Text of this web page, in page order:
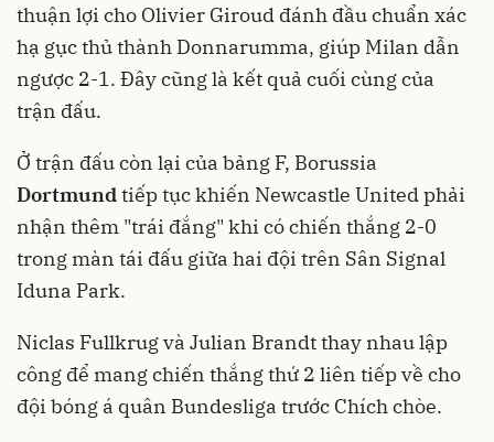
thuận lợi cho Olivier Giroud đánh đầu chuẩn xác
hạ gục thủ thành Donnarumma, giúp Milan dẫn
ngược 2-1. Đây cũng là kết quả cuối cùng của
trận đấu.
Ở trận đấu còn lại của bảng F, Borussia
Dortmundtiếp tục khiến Newcastle United phải
nhận thêm "trái đắng" khi có chiến thắng 2-0
trong màn tái đấu giữa hai đội trên Sân Signal
Iduna Park.
Niclas Fullkrug và Julian Brandt thay nhau lập
công để mang chiến thắng thứ 2 liên tiếp về cho
đội bóng á quân Bundesliga trước Chích chòe.